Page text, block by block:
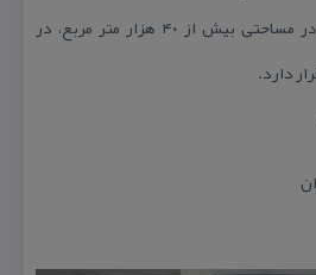
سرای گردشگری مهر و ماه، در مساحتی بیش از ۴۰ هزار متر مربع، در